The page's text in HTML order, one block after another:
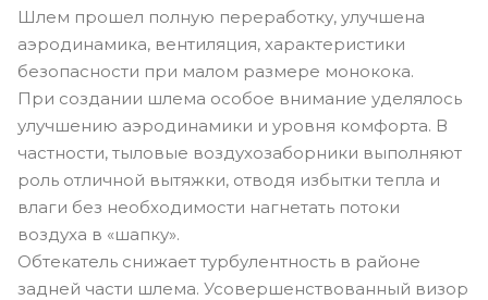
Шлем прошел полную переработку, улучшена
аэродинамика, вентиляция, характеристики
безопасности при малом размере монокока.
При создании шлема особое внимание уделялось
улучшению аэродинамики и уровня комфорта. В
частности, тыловые воздухозаборники выполняют
роль отличной вытяжки, отводя избытки тепла и
влаги без необходимости нагнетать потоки
воздуха в «шапку».
Обтекатель снижает турбулентность в районе
задней части шлема. Усовершенствованный визор